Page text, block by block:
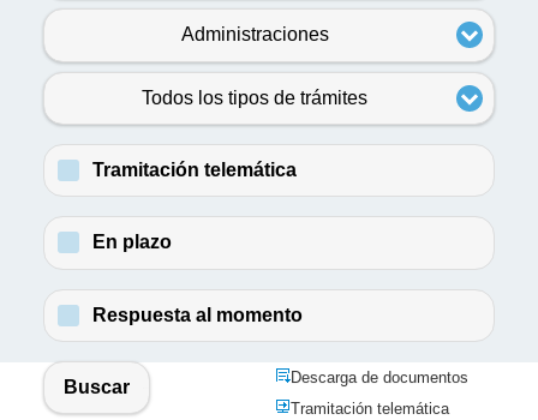
Administraciones
Todos los tipos de trámites
Tramitación telemática
En plazo
Respuesta al momento
Buscar
Descarga de documentos
Tramitación telemática